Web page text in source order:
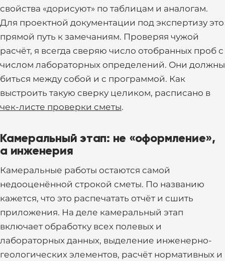
свойства «дорисуют» по таблицам и аналогам.
Для проектной документации под экспертизу это
прямой путь к замечаниям. Проверяя чужой
расчёт, я всегда сверяю число отобранных проб с
числом лабораторных определений. Они должны
биться между собой и с программой. Как
выстроить такую сверку целиком, расписано в
чек-листе проверки сметы.
Камеральный этап: не «оформление»,
а инженерия
Камеральные работы остаются самой
недооценённой строкой сметы. По названию
кажется, что это распечатать отчёт и сшить
приложения. На деле камеральный этап
включает обработку всех полевых и
лабораторных данных, выделение инженерно-
геологических элементов, расчёт нормативных и